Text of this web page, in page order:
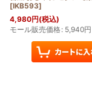
[IKB593]
4,980円(税込)
モール販売価格: 5,940円